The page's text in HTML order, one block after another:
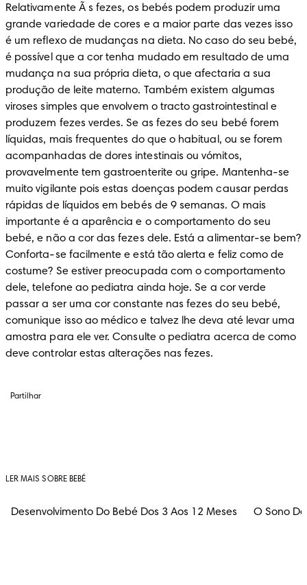
Relativamente Ã s fezes, os bebés podem produzir uma
grande variedade de cores e a maior parte das vezes isso
é um reflexo de mudanças na dieta. No caso do seu bebé,
é possível que a cor tenha mudado em resultado de uma
mudança na sua própria dieta, o que afectaria a sua
produção de leite materno. Também existem algumas
viroses simples que envolvem o tracto gastrointestinal e
produzem fezes verdes. Se as fezes do seu bebé forem
líquidas, mais frequentes do que o habitual, ou se forem
acompanhadas de dores intestinais ou vómitos,
provavelmente tem gastroenterite ou gripe. Mantenha-se
muito vigilante pois estas doenças podem causar perdas
rápidas de líquidos em bebés de 9 semanas. O mais
importante é a aparência e o comportamento do seu
bebé, e não a cor das fezes dele. Está a alimentar-se bem?
Conforta-se facilmente e está tão alerta e feliz como de
costume? Se estiver preocupada com o comportamento
dele, telefone ao pediatra ainda hoje. Se a cor verde
passar a ser uma cor constante nas fezes do seu bebé,
comunique isso ao médico e talvez lhe deva até levar uma
amostra para ele ver. Consulte o pediatra acerca de como
deve controlar estas alterações nas fezes.
Partilhar
LER MAIS SOBRE BEBÉ
Desenvolvimento Do Bebé Dos 3 Aos 12 Meses O Sono